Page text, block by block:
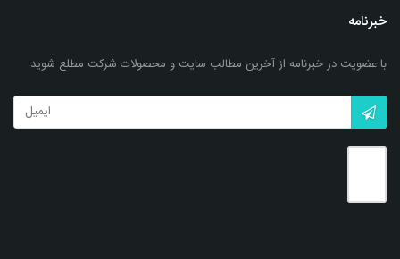
شیاف واژینال کلوژین ® 100 (کلوتریمازول)
خبرنامه
با عضویت در خبرنامه از آخرین مطالب سایت و محصولات شرکت مطلع شوید